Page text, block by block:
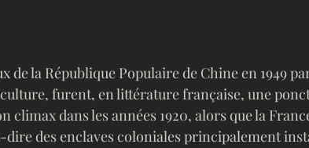
de la République Populaire de Chine en 1949
furent, en littérature française, une
climax dans les années 1920, alors que la
dire des enclaves coloniales principalement